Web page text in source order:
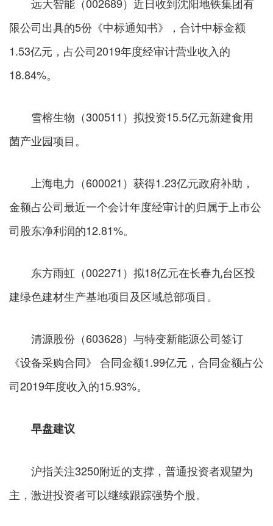
限公司出具的5份《中标通知书》，合计中标金额
1.53亿元，占公司2019年度经审计营业收入的
18.84%。
雪榕生物（300511）拟投资15.5亿元新建食用
菌产业园项目。
上海电力（600021）获得1.23亿元政府补助，
金额占公司最近一个会计年度经审计的归属于上市公
司股东净利润的12.81%。
东方雨虹（002271）拟18亿元在长春九台区投
建绿色建材生产基地项目及区域总部项目。
清源股份（603628）与特变新能源公司签订
《设备采购合同》 合同金额1.99亿元，合同金额占公
司2019年度收入的15.93%。
早盘建议
沪指关注3250附近的支撑，普通投资者观望为
主，激进投资者可以继续跟踪强势个股。